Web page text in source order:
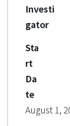
Investi
gator
Sta
rt
Da
te
August 1,